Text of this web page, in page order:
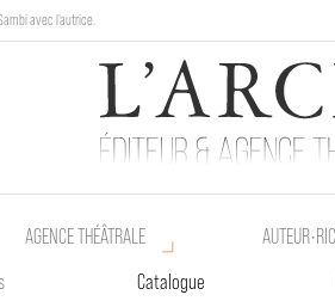
avec l'autrice.
Poetik Bazar tout le weekend !
Catalogue
AGENCE THÉÂTRALE